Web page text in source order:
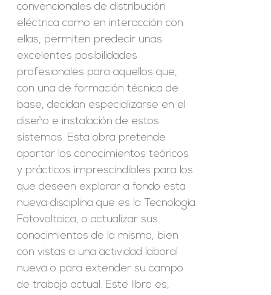
convencionales de distribución
eléctrica como en interacción con
ellas, permiten predecir unas
excelentes posibilidades
profesionales para aquellos que,
con una de formación técnica de
base, decidan especializarse en el
diseño e instalación de estos
sistemas. Esta obra pretende
aportar los conocimientos teóricos
y prácticos imprescindibles para los
que deseen explorar a fondo esta
nueva disciplina que es la Tecnología
Fotovoltaica, o actualizar sus
conocimientos de la misma, bien
con vistas a una actividad laboral
nueva o para extender su campo
de trabajo actual. Este libro es,